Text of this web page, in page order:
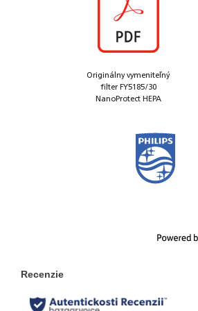
Originálny vymeniteľný
filter FY5185/30
NanoProtect HEPA